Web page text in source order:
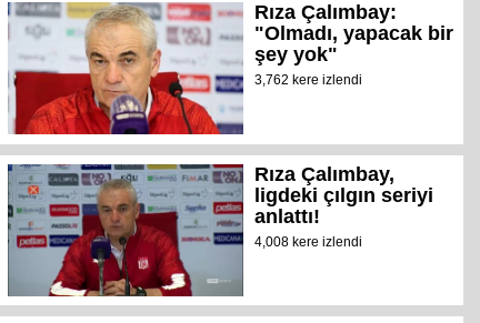
Rıza Çalımbay:
"Olmadı, yapacak bir
şey yok"
3,762 kere izlendi
Rıza Çalımbay,
ligdeki çılgın seriyi
anlattı!
4,008 kere izlendi